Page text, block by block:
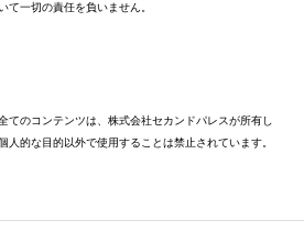
て一切の責任を負いません。
てのコンテンツは、株式会社セカンドパレスが所有し
人的な目的以外で使用することは禁止されています。